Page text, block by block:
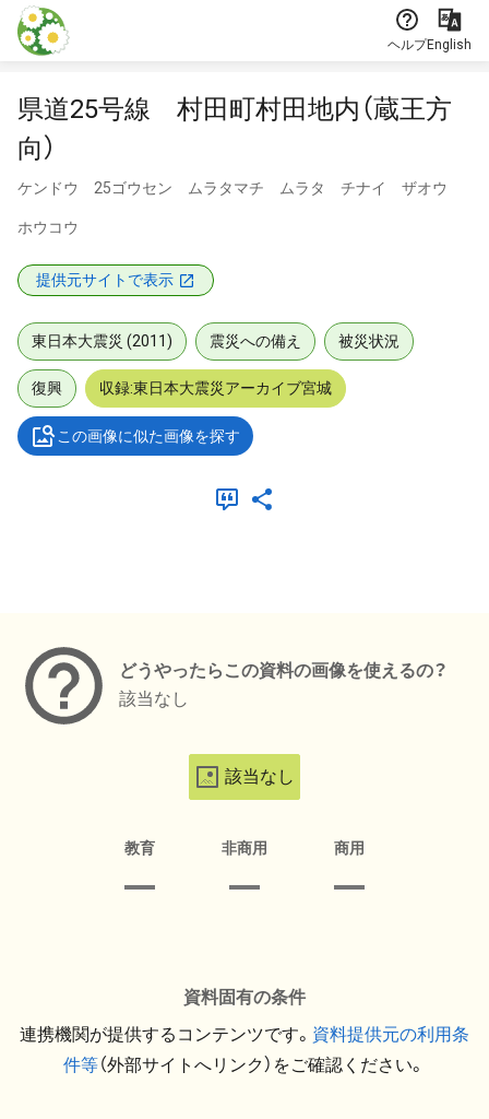
本文に飛ぶ
ヘルプEnglish
県道25号線 村田町村田地内（蔵王方
向）
ケンドウ 25ゴウセン ムラタマチ ムラタ チナイ ザオウ
ホウコウ
提供元サイトで表示
東日本大震災 (2011) 震災への備え 被災状況
復興 収録:東日本大震災アーカイブ宮城
この画像に似た画像を探す
どうやったらこの資料の画像を使えるの？
該当なし
該当なし
教育 非商用 商用
資料固有の条件
連携機関が提供するコンテンツです。 資料提供元の利用条
件等（外部サイトへリンク）をご確認ください。